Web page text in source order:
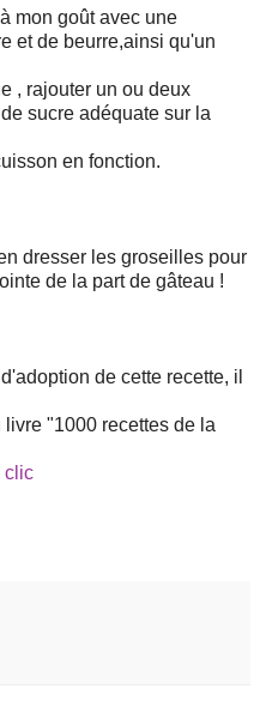
mon goût avec une
et de beurre,ainsi qu'un
, rajouter un ou deux
sucre adéquate sur la
en fonction.
dresser les groseilles pour
de la part de gâteau !
de cette recette, il
"1000 recettes de la
clic